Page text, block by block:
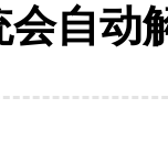
自动